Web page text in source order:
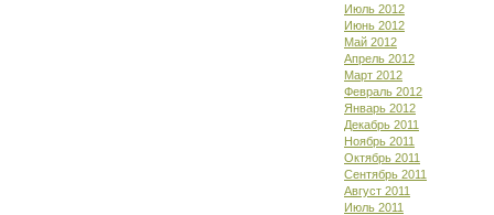
Июль 2012
Июнь 2012
Май 2012
Апрель 2012
Март 2012
Февраль 2012
Январь 2012
Декабрь 2011
Ноябрь 2011
Октябрь 2011
Сентябрь 2011
Август 2011
Июль 2011